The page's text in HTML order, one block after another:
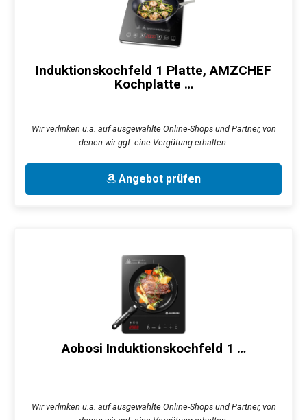
Induktionskochfeld 1 Platte, AMZCHEF
Kochplatte …
Wir verlinken u.a. auf ausgewählte Online-Shops und Partner, von
denen wir ggf. eine Vergütung erhalten.
Angebot prüfen
Aobosi Induktionskochfeld 1 …
Wir verlinken u.a. auf ausgewählte Online-Shops und Partner, von